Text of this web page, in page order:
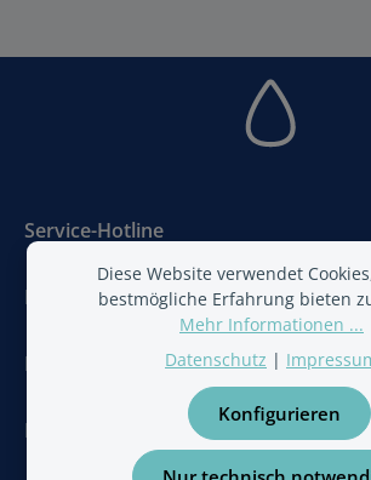
Service-Hotline
Bestwater
BestAir
Newsletter
Diese Website verwendet
bestmögliche Erfahrung bieten
Mehr Informationen ...
Datenschutz |
Konfigurieren